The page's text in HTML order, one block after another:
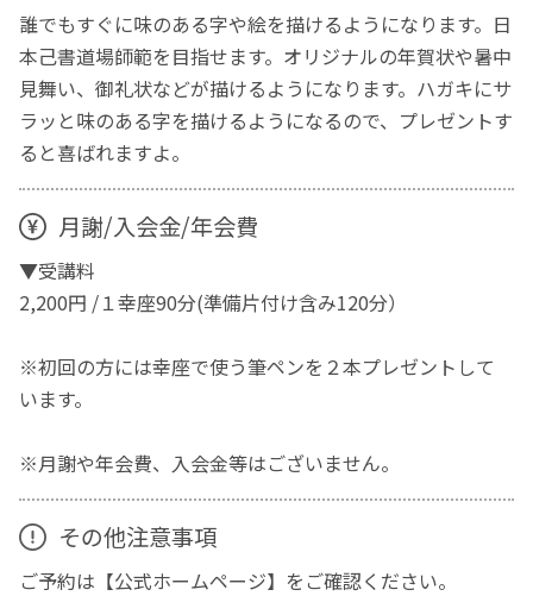
誰でもすぐに味のある字や絵を描けるようになります。日
本己書道場師範を目指せます。オリジナルの年賀状や暑中
見舞い、御礼状などが描けるようになります。ハガキにサ
ラッと味のある字を描けるようになるので、プレゼントす
ると喜ばれますよ。
月謝/入会金/年会費
▼受講料
2,200円 /１幸座90分(準備片付け含み120分）
※初回の方には幸座で使う筆ペンを２本プレゼントして
います。
※月謝や年会費、入会金等はございません。
その他注意事項
ご予約は【公式ホームページ】をご確認ください。